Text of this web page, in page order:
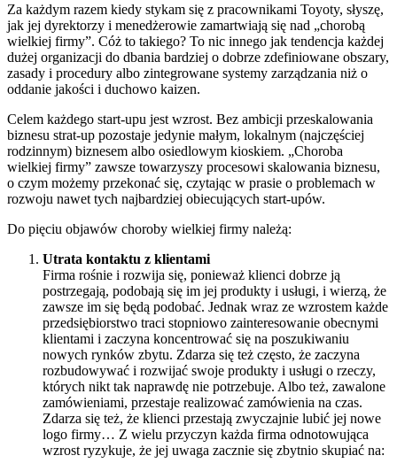
Za każdym razem kiedy stykam się z pracownikami Toyoty, słyszę,
jak jej dyrektorzy i menedżerowie zamartwiają się nad „chorobą
wielkiej firmy”. Cóż to takiego? To nic innego jak tendencja każdej
dużej organizacji do dbania bardziej o dobrze zdefiniowane obszary,
zasady i procedury albo zintegrowane systemy zarządzania niż o
oddanie jakości i duchowo kaizen.
Celem każdego start-upu jest wzrost. Bez ambicji przeskalowania
biznesu strat-up pozostaje jedynie małym, lokalnym (najczęściej
rodzinnym) biznesem albo osiedlowym kioskiem. „Choroba
wielkiej firmy” zawsze towarzyszy procesowi skalowania biznesu,
o czym możemy przekonać się, czytając w prasie o problemach w
rozwoju nawet tych najbardziej obiecujących start-upów.
Do pięciu objawów choroby wielkiej firmy należą:
Utrata kontaktu z klientami
Firma rośnie i rozwija się, ponieważ klienci dobrze ją
postrzegają, podobają się im jej produkty i usługi, i wierzą, że
zawsze im się będą podobać. Jednak wraz ze wzrostem każde
przedsiębiorstwo traci stopniowo zainteresowanie obecnymi
klientami i zaczyna koncentrować się na poszukiwaniu
nowych rynków zbytu. Zdarza się też często, że zaczyna
rozbudowywać i rozwijać swoje produkty i usługi o rzeczy,
których nikt tak naprawdę nie potrzebuje. Albo też, zawalone
zamówieniami, przestaje realizować zamówienia na czas.
Zdarza się też, że klienci przestają zwyczajnie lubić jej nowe
logo firmy… Z wielu przyczyn każda firma odnotowująca
wzrost ryzykuje, że jej uwaga zacznie się zbytnio skupiać na: